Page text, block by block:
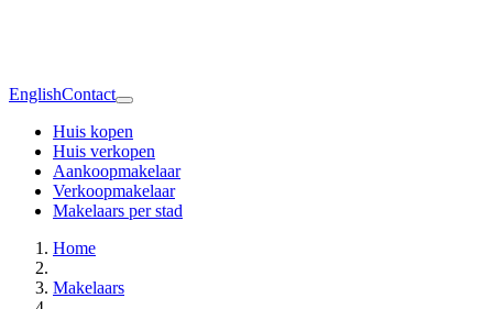
EnglishContact
Huis kopen
Huis verkopen
Aankoopmakelaar
Verkoopmakelaar
Makelaars per stad
Home
Makelaars